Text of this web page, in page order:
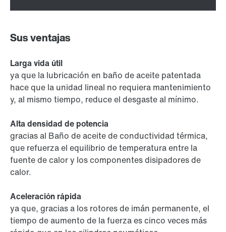
Sus ventajas
Larga vida útil
ya que la lubricación en baño de aceite patentada
hace que la unidad lineal no requiera mantenimiento
y, al mismo tiempo, reduce el desgaste al mínimo.
Alta densidad de potencia
gracias al Baño de aceite de conductividad térmica,
que refuerza el equilibrio de temperatura entre la
fuente de calor y los componentes disipadores de
calor.
Aceleración rápida
ya que, gracias a los rotores de imán permanente, el
tiempo de aumento de la fuerza es cinco veces más